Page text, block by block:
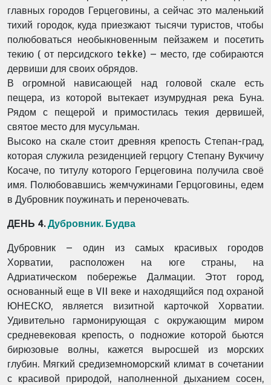
главных городов Герцеговины, а сейчас это маленький
тихий городок, куда приезжают тысячи туристов, чтобы
полюбоваться необыкновенным пейзажем и посетить
текию ( от персидского tekke) – место, где собираются
дервиши для своих обрядов.
В огромной нависающей над головой скале есть
пещера, из которой вытекает изумрудная река Буна.
Рядом с пещерой и примостилась текия дервишей,
святое место для мусульман.
Высоко на скале стоит древняя крепость Степан-град,
которая служила резиденцией герцогу Степану Вукчичу
Косаче, по титулу которого Герцеговина получила своё
имя. Полюбовавшись жемчужинами Герцоговины, едем
в Дубровник поужинать и переночевать.
ДЕНЬ 4.Дубровник. Будва
Дубровник – один из самых красивых городов
Хорватии, расположен на юге страны, на
Адриатическом побережье Далмации. Этот город,
основанный еще в VII веке и находящийся под охраной
ЮНЕСКО, является визитной карточкой Хорватии.
Удивительно гармонирующая с окружающим миром
средневековая крепость, о подножие которой бьются
бирюзовые волны, кажется выросшей из морских
глубин. Мягкий средиземноморский климат в сочетании
с красивой природой, наполненной дыханием сосен,